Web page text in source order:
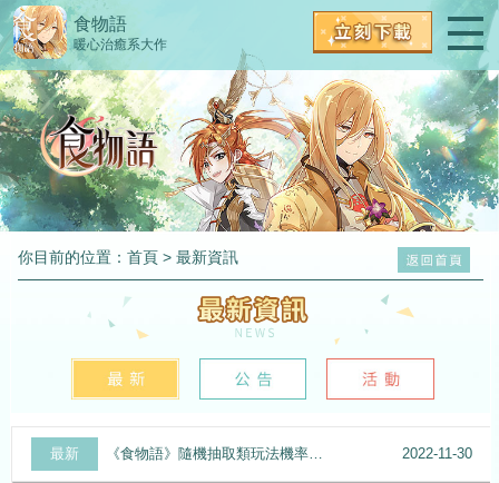
食物語
暖心治癒系大作
你目前的位置：首頁 > 最新資訊
最新 《食物語》隨機抽取類玩法機率公示 2022-11-30